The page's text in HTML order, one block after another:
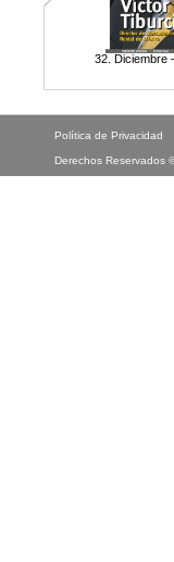
32. Diciembre
Política de Privacidad
Derechos Reservados